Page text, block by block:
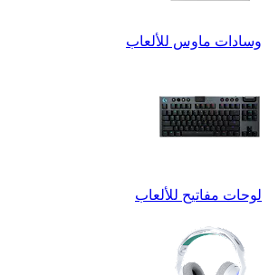
وسادات ماوس للألعاب
لوحات مفاتيح للألعاب